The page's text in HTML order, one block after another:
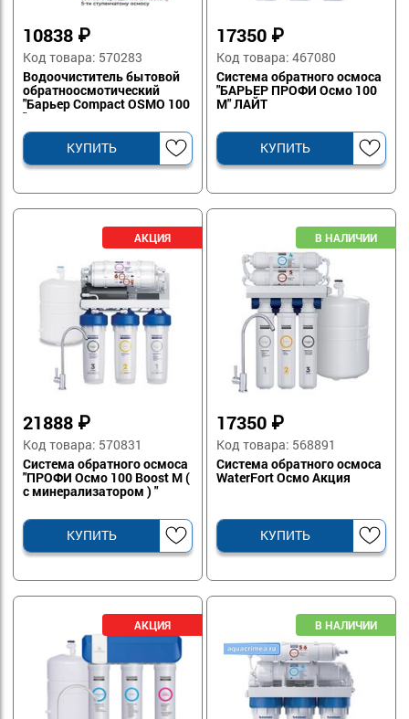
10838 ₽
Код товара: 570283
Водоочиститель бытовой
обратноосмотический
"Барьер Compact OSMO 100
" АКЦИЯ
КУПИТЬ
17350 ₽
Код товара: 467080
Система обратного осмоса
"БАРЬЕР ПРОФИ Осмо 100
М" ЛАЙТ
КУПИТЬ
21888 ₽
Код товара: 570831
Система обратного осмоса
"ПРОФИ Осмо 100 Boost М (
с минерализатором ) "
АКЦИЯ
КУПИТЬ
17350 ₽
Код товара: 568891
Система обратного осмоса
WaterFort Осмо Акция
КУПИТЬ